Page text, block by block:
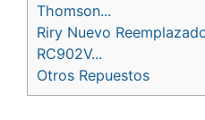
Thomson...
Riry Nuevo
RC902V...
Otros Repuestos